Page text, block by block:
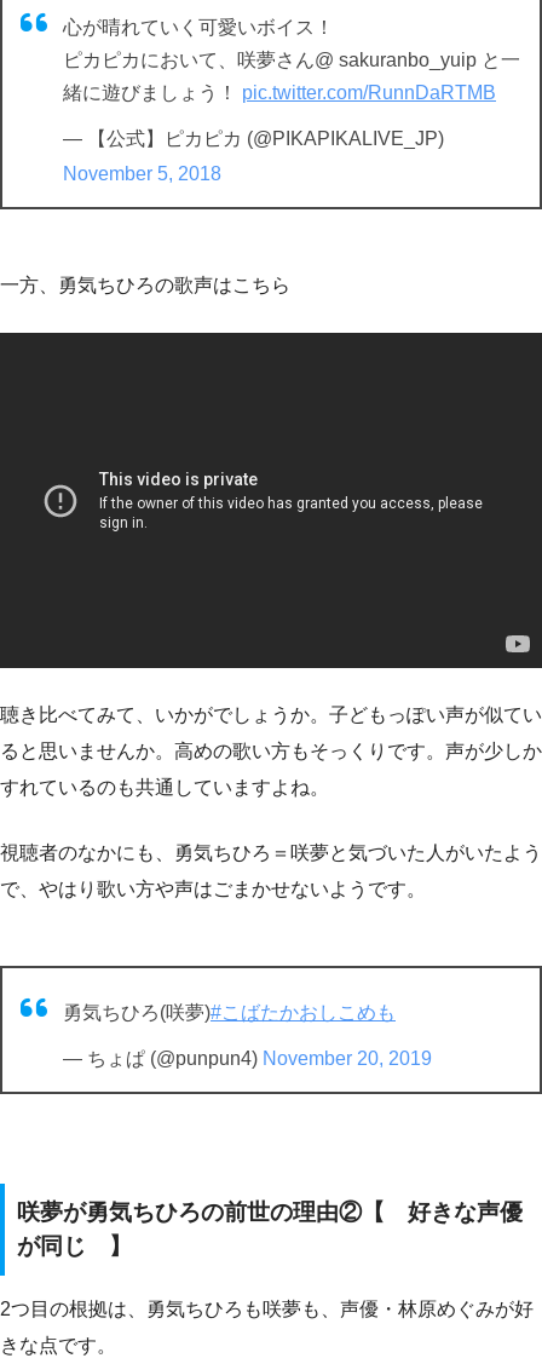
心が晴れていく可愛いボイス！
ピカピカにおいて、咲夢さん@ sakuranbo_yuip と一
緒に遊びましょう！ pic.twitter.com/RunnDaRTMB
— 【公式】ピカピカ (@PIKAPIKALIVE_JP)
November 5, 2018
一方、勇気ちひろの歌声はこちら
聴き比べてみて、いかがでしょうか。子どもっぽい声が似てい
ると思いませんか。高めの歌い方もそっくりです。声が少しか
すれているのも共通していますよね。
視聴者のなかにも、勇気ちひろ＝咲夢と気づいた人がいたよう
で、やはり歌い方や声はごまかせないようです。
勇気ちひろ(咲夢)#こばたかおしこめも
— ちょぱ (@punpun4) November 20, 2019
咲夢が勇気ちひろの前世の理由②【 好きな声優
が同じ 】
2つ目の根拠は、勇気ちひろも咲夢も、声優・林原めぐみが好
きな点です。